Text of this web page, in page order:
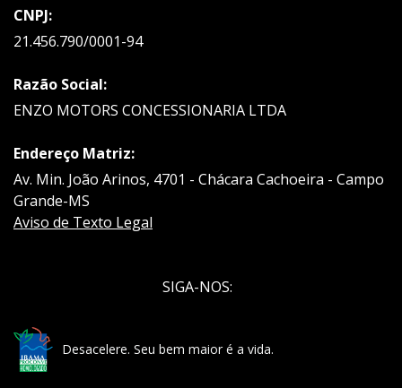
CNPJ:
21.456.790/0001-94
Razão Social:
ENZO MOTORS CONCESSIONARIA LTDA
Endereço Matriz:
Av. Min. João Arinos, 4701 - Chácara Cachoeira - Campo
Grande-MS
Aviso de Texto Legal
SIGA-NOS:
Desacelere. Seu bem maior é a vida.